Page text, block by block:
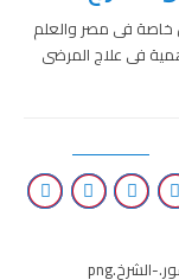
خاصة فى مصر والعلم
فى علاج المرضى